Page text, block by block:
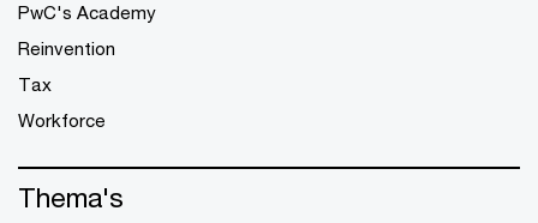
PwC's Academy
Reinvention
Tax
Workforce
Thema's